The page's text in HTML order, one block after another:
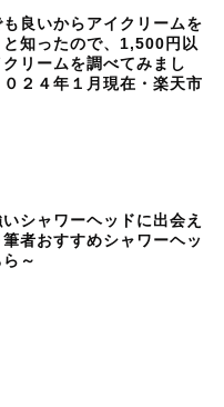
も良いからアイクリームを
と知ったので、1,500円以
リームを調べてみまし
２４年１月現在・楽天市
シャワーヘッドに出会え
者おすすめシャワーヘッ
ら～